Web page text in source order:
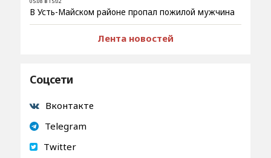
В Усть-Майском районе пропал пожилой мужчина
Лента новостей
Соцсети
Вконтакте
Telegram
Twitter